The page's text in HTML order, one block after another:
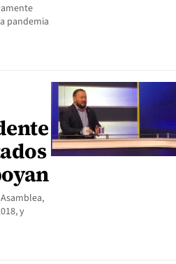
pandemia
y